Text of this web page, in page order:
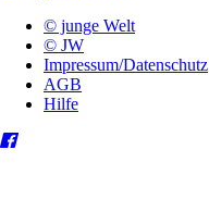
© junge Welt
© JW
Impressum/Datenschutz
AGB
Hilfe